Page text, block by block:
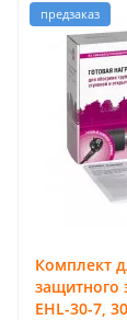
предзаказ
Комплект
защитного
EHL-30-7,